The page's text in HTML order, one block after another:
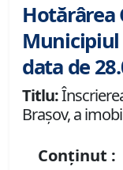
Hotărârea
Municipiul
data de
Titlu:
Brașov, a
Conținut :